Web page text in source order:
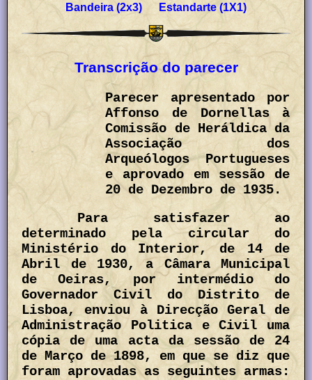
Bandeira (2x3) Estandarte (1X1)
Transcrição do parecer
Parecer apresentado por
Affonso de Dornellas à
Comissão de Heráldica da
Associação dos
Arqueólogos Portugueses
e aprovado em sessão de
20 de Dezembro de 1935.
Para satisfazer ao
determinado pela circular do
Ministério do Interior, de 14 de
Abril de 1930, a Câmara Municipal
de Oeiras, por intermédio do
Governador Civil do Distrito de
Lisboa, enviou à Direcção Geral de
Administração Politica e Civil uma
cópia de uma acta da sessão de 24
de Março de 1898, em que se diz que
foram aprovadas as seguintes armas: